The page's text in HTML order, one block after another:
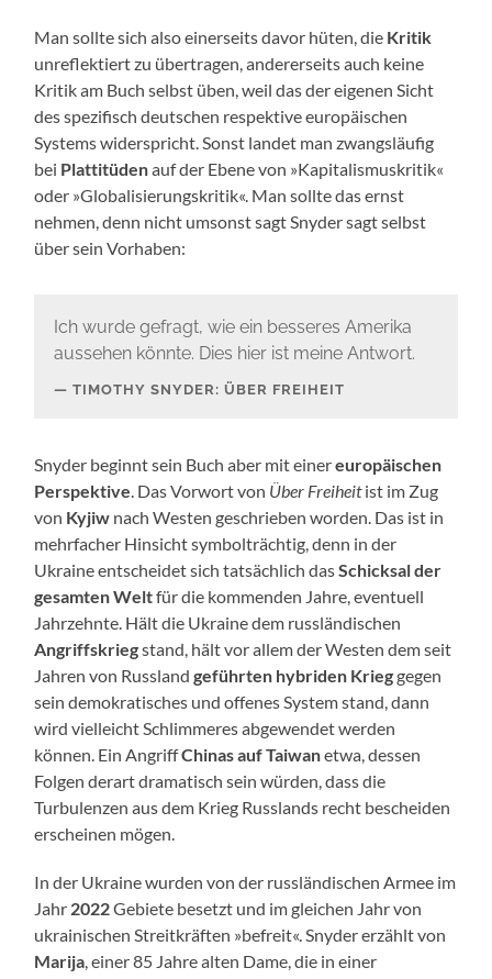
Man sollte sich also einerseits davor hüten, die Kritik
unreflektiert zu übertragen, andererseits auch keine
Kritik am Buch selbst üben, weil das der eigenen Sicht
des spezifisch deutschen respektive europäischen
Systems widerspricht. Sonst landet man zwangsläufig
bei Plattitüdenauf der Ebene von »Kapitalismuskritik«
oder »Globalisierungskritik«. Man sollte das ernst
nehmen, denn nicht umsonst sagt Snyder sagt selbst
über sein Vorhaben:
Ich wurde gefragt, wie ein besseres Amerika
aussehen könnte. Dies hier ist meine Antwort.
TIMOTHY SNYDER: ÜBER FREIHEIT
Snyder beginnt sein Buch aber mit einereuropäischen
Perspektive. Das Vorwort von Über Freiheitist im Zug
von Kyjiw nach Westen geschrieben worden. Das ist in
mehrfacher Hinsicht symbolträchtig, denn in der
Ukraine entscheidet sich tatsächlich dasSchicksal der
gesamten Weltfür die kommenden Jahre, eventuell
Jahrzehnte. Hält die Ukraine dem russländischen
Angriffskriegstand, hält vor allem der Westen dem seit
Jahren von Russlandgeführten hybriden Krieggegen
sein demokratisches und offenes System stand, dann
wird vielleicht Schlimmeres abgewendet werden
können. Ein AngriffChinas auf Taiwanetwa, dessen
Folgen derart dramatisch sein würden, dass die
Turbulenzen aus dem Krieg Russlands recht bescheiden
erscheinen mögen.
In der Ukraine wurden von der russländischen Armee im
Jahr 2022Gebiete besetzt und im gleichen Jahr von
ukrainischen Streitkräften »befreit«. Snyder erzählt von
Marija, einer 85 Jahre alten Dame, die in einer